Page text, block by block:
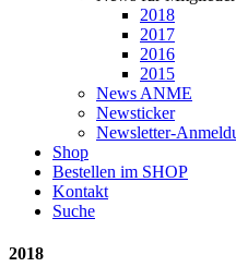
2018
2017
2016
2015
News ANME
Newsticker
Newsletter-
Shop
Bestellen im SHOP
Kontakt
Suche
2018